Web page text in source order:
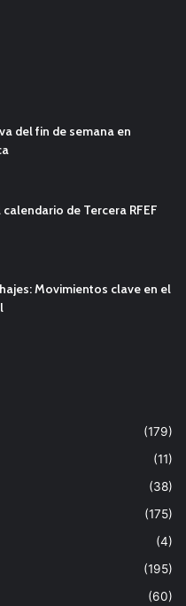
del fin de semana en
de Tercera RFEF
Movimientos clave en el
(179)
(11)
(38)
(175)
(4)
(195)
(60)